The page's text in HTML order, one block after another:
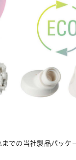
での当社製品パッ